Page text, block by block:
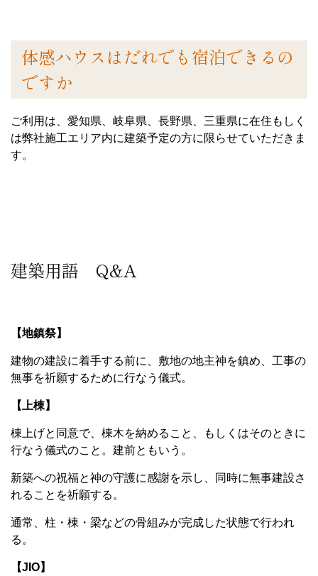
体感ハウスはだれでも宿泊できるの
ですか
ご利用は、愛知県、岐阜県、長野県、三重県に在住もしく
は弊社施工エリア内に建築予定の方に限らせていただきま
す。
建築用語 Q&A
【地鎮祭】
建物の建設に着手する前に、敷地の地主神を鎮め、工事の
無事を祈願するために行なう儀式。
【上棟】
棟上げと同意で、棟木を納めること、もしくはそのときに
行なう儀式のこと。建前ともいう。
新築への祝福と神の守護に感謝を示し、同時に無事建設さ
れることを祈願する。
通常、柱・棟・梁などの骨組みが完成した状態で行われ
る。
【JIO】